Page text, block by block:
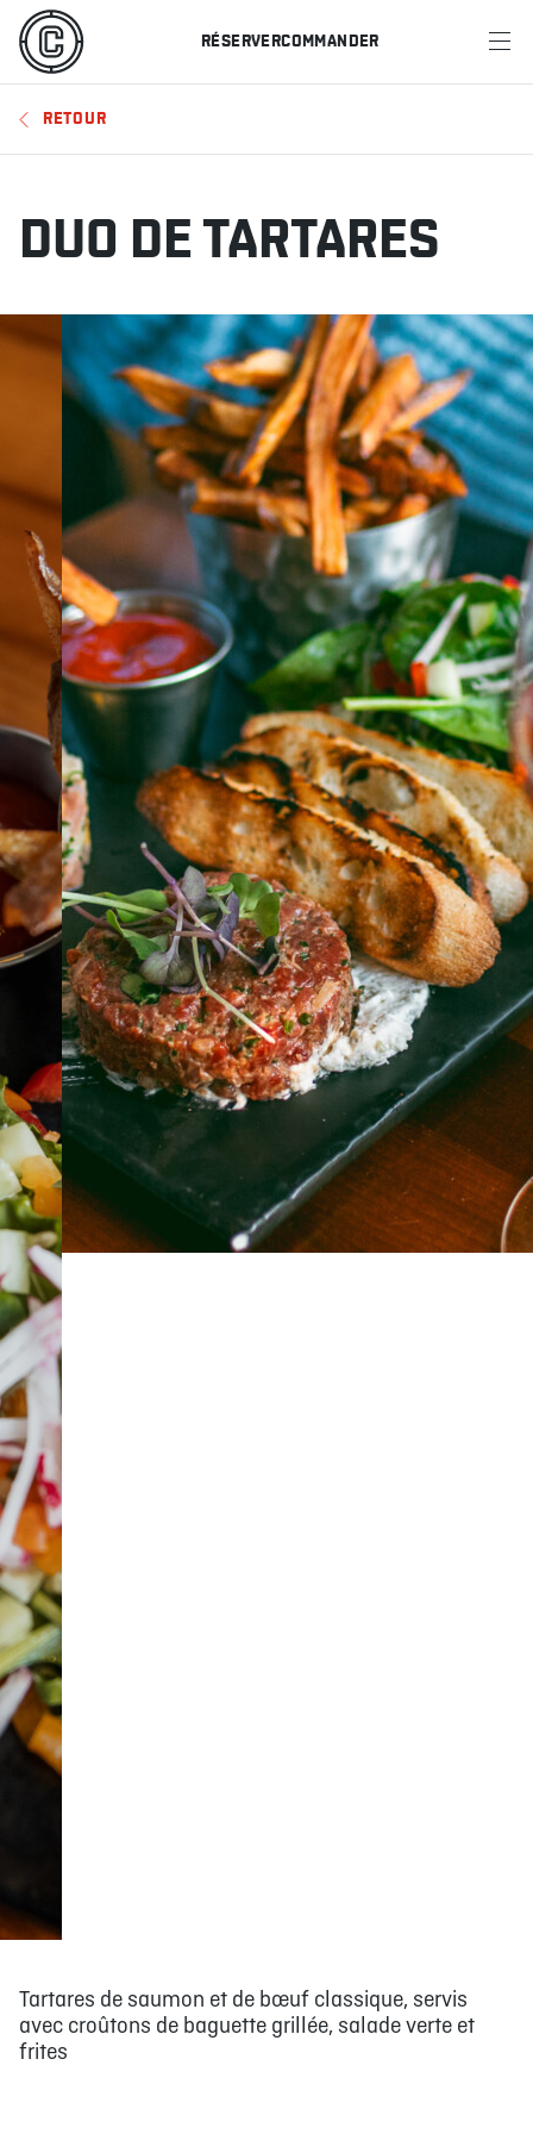
RÉSERVERCOMMANDER
MENU
RESTAURANTS
OFFRES ET PROMOTIONS
HORAIRE DES SPORTS
RÉSERVER
COMMANDER
À PROPOS EMPLOIS EN ÉPICERIE BOUTIQUE
TRAITEUR ÉVÉNEMENTIEL NOUS JOINDRE
DONNER VOTRE OPINION
RETOUR
DUO DE TARTARES
Tartares de saumon et de bœuf classique, servis
avec croûtons de baguette grillée, salade verte et
frites